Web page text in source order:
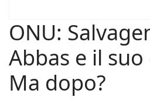
ONU:
Abbas e il
Ma dopo?